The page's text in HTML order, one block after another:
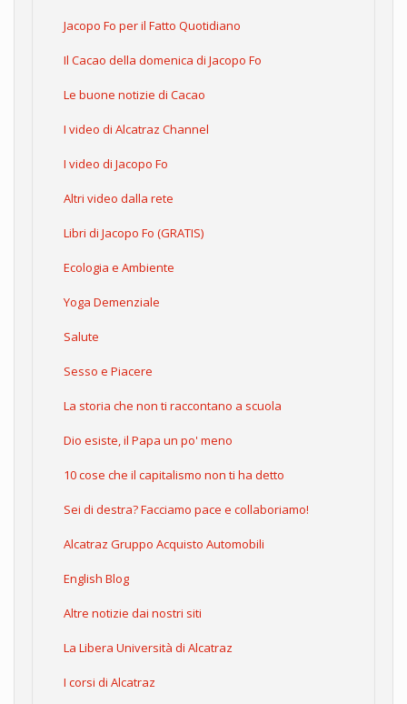
Jacopo Fo per il Fatto Quotidiano
Il Cacao della domenica di Jacopo Fo
Le buone notizie di Cacao
I video di Alcatraz Channel
I video di Jacopo Fo
Altri video dalla rete
Libri di Jacopo Fo (GRATIS)
Ecologia e Ambiente
Yoga Demenziale
Salute
Sesso e Piacere
La storia che non ti raccontano a scuola
Dio esiste, il Papa un po' meno
10 cose che il capitalismo non ti ha detto
Sei di destra? Facciamo pace e collaboriamo!
Alcatraz Gruppo Acquisto Automobili
English Blog
Altre notizie dai nostri siti
La Libera Università di Alcatraz
I corsi di Alcatraz